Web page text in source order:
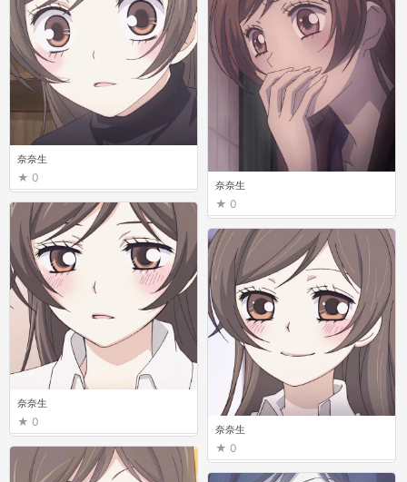
奈奈生
0
奈奈生
0
奈奈生
0
奈奈生
0